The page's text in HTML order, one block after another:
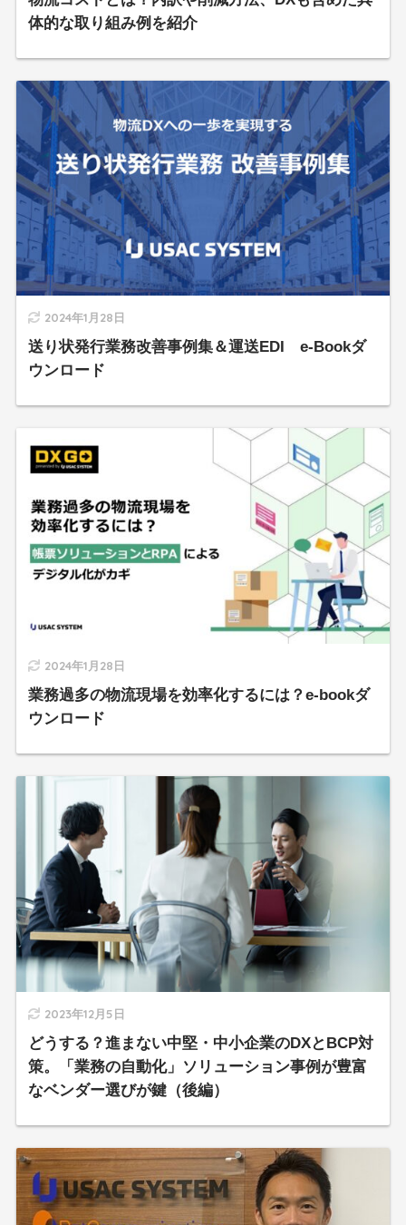
体的な取り組み例を紹介
2024年1月28日
送り状発行業務改善事例集＆運送EDI e-Bookダ
ウンロード
2024年1月28日
業務過多の物流現場を効率化するには？e-bookダ
ウンロード
2023年12月5日
どうする？進まない中堅・中小企業のDXとBCP対
策。「業務の自動化」ソリューション事例が豊富
なベンダー選びが鍵（後編）